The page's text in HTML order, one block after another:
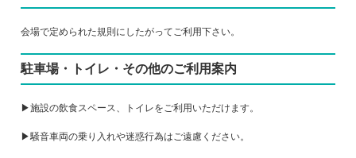
会場で定められた規則にしたがってご利用下さい。
駐車場・トイレ・その他のご利用案内
▶施設の飲食スペース、トイレをご利用いただけます。
▶騒音車両の乗り入れや迷惑行為はご遠慮ください。